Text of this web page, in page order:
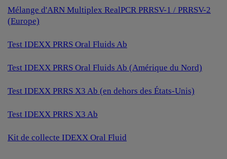
Mélange d'ARN Multiplex RealPCR PRRSV-1 / PRRSV-2
(Europe)
Test IDEXX PRRS Oral Fluids Ab
Test IDEXX PRRS Oral Fluids Ab (Amérique du Nord)
Test IDEXX PRRS X3 Ab (en dehors des États-Unis)
Test IDEXX PRRS X3 Ab
Kit de collecte IDEXX Oral Fluid